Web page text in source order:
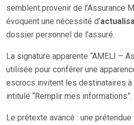
semblent provenir de l’Assurance
évoquent une nécessité d’
dossier personnel de l’assuré.
La signature apparente “AMELI –
utilisée pour conférer une
escrocs invitent les destinataires à
intitulé “Remplir mes informations”.
Le prétexte avancé : une